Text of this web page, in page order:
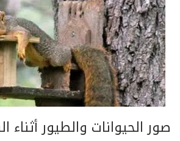
صور الحيوانات والطيور أثناء